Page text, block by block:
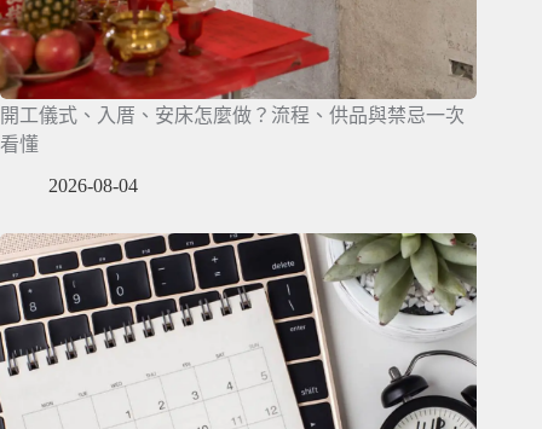
開工儀式、入厝、安床怎麼做？流程、供品與禁忌一次
看懂
2026-08-04